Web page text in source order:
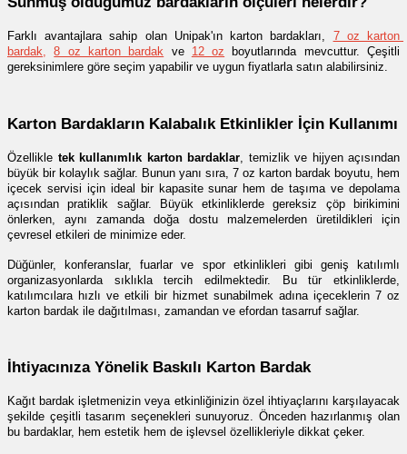
Farklı avantajlara sahip olan Unipak'ın karton bardakları,
7 oz karton
bardak, 8 oz karton bardak ve 12 oz boyutlarında mevcuttur. Çeşitli
gereksinimlere göre seçim yapabilir ve uygun fiyatlarla satın alabilirsiniz.
Karton Bardakların Kalabalık Etkinlikler İçin Kullanımı
Özellikle tek kullanımlık karton bardaklar , temizlik ve hijyen açısından
büyük bir kolaylık sağlar. Bunun yanı sıra, 7 oz karton bardak boyutu, hem
içecek servisi için ideal bir kapasite sunar hem de taşıma ve depolama
açısından pratiklik sağlar. Büyük etkinliklerde gereksiz çöp birikimini
önlerken, aynı zamanda doğa dostu malzemelerden üretildikleri için
çevresel etkileri de minimize eder.
Düğünler, konferanslar, fuarlar ve spor etkinlikleri gibi geniş katılımlı
organizasyonlarda sıklıkla tercih edilmektedir. Bu tür etkinliklerde,
katılımcılara hızlı ve etkili bir hizmet sunabilmek adına içeceklerin 7 oz
karton bardak ile dağıtılması, zamandan ve efordan tasarruf sağlar.
İhtiyacınıza Yönelik Baskılı Karton Bardak
Kağıt bardak işletmenizin veya etkinliğinizin özel ihtiyaçlarını karşılayacak
şekilde çeşitli tasarım seçenekleri sunuyoruz. Önceden hazırlanmış olan
bu bardaklar, hem estetik hem de işlevsel özellikleriyle dikkat çeker.